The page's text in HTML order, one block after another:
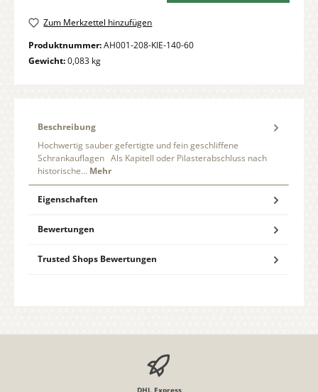
Zum Merkzettel hinzufügen
Produktnummer:AH001-208-KIE-140-60
Gewicht:0,083 kg
Beschreibung
Hochwertig sauber gefertigte und fein geschliffene
Schrankauflagen Als Kapitell oder Pilasterabschluss nach
historische… Mehr
Eigenschaften
Bewertungen
Trusted Shops Bewertungen
DHL Express